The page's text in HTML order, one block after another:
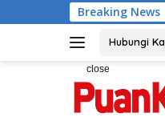
to
Breaking News
Hubungi
close